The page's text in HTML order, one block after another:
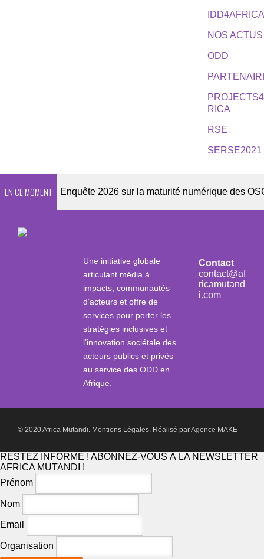
NOS ACTUS
ODD
RICA
RSE
SERSE2021
EN CE MOMENTEnquête 2026 sur la maturité numérique des OSC
Une initiative globale
articulant média à
impacts, communautés
d’acteurs et offre de
services pour porter les
stratégies inclusives et
l’innovation sociétale des
acteurs publics et privés
au service des ODD en
Afrique.
Contact
contact@af
ricamutand
i.com
© 2020 Africa Mutandi. Mentions Légales. Réalisé parAgence MAKE
RESTEZ INFORMÉ ! ABONNEZ-VOUS À LA NEWSLETTER
AFRICA MUTANDI !
Prénom
Nom
Email
Organisation